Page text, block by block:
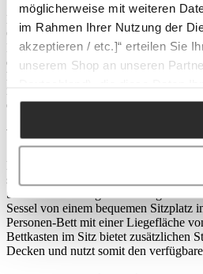
möglicherweise mit weiteren
im Rahmen Ihrer Nutzung der
akzeptieren / etc.]“ erteilen Sie
unserem Shop an unseren
Zwecken (z.B.
Entdecken Sie den INNOVATION
CUBED, die clevere Lösung für
In elegantem Design und der
dieser Sessel nahtlos in moderne
kompakte Bauweise und die vielseitige
einzugehen.
Vielseitige Funktionalität
Der Funktionssessel CUBED bietet
seiner No-Zag-Federung, die für ein
Schlaferlebnis sorgt. Mit wenigen
Sessel von einem bequemen Sitzplatz
Personen-Bett mit einer Liegefläche
Bettkasten im Sitz bietet zusätzlichen
Decken und nutzt somit den